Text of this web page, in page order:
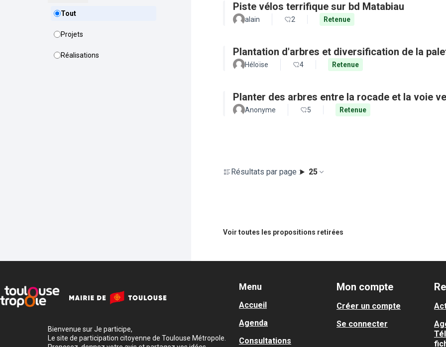
Tout
Projets
Réalisations
Piste vélos terrifique sur bd Matabiau
alain 2 Retenue
Plantation d'arbres et diversification de la
Héloïse 4 Retenue
Planter des arbres entre la rocade et la voie
Anonyme 5 Retenue
Résultats par page : 25
Voir toutes les propositions retirées
Bienvenue sur Je participe,
Le site de participation citoyenne de Toulouse Métropole.
Menu
Accueil
Agenda
Consultations
Mon compte
Créer un compte
Se connecter